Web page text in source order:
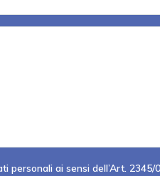
ai sensi dell’Art. 2345/